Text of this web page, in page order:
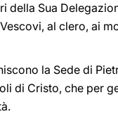
Sua
al clero, ai
la Sede di
di Cristo, che per